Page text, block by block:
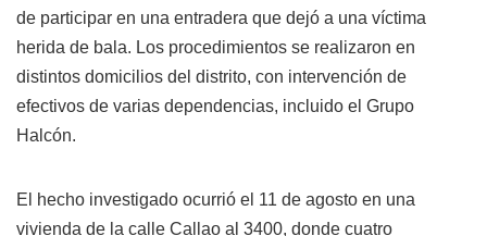
de participar en una entradera que dejó a una víctima
herida de bala. Los procedimientos se realizaron en
distintos domicilios del distrito, con intervención de
efectivos de varias dependencias, incluido el Grupo
Halcón.
El hecho investigado ocurrió el 11 de agosto en una
vivienda de la calle Callao al 3400, donde cuatro